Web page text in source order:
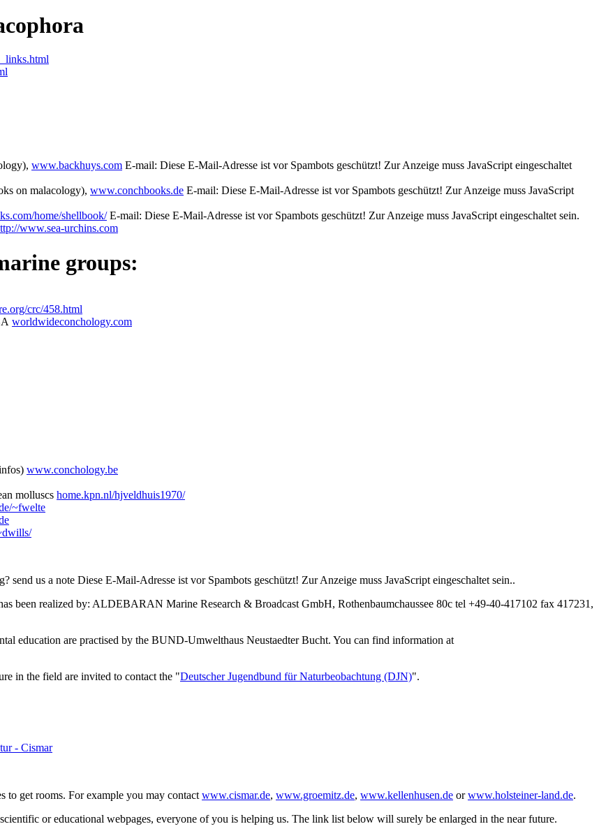
www.backhuys.com E-mail: Diese E-Mail-Adresse ist vor Spambots geschützt! Zur Anzeige muss JavaScript eingeschaltet
on malacology), www.conchbooks.de E-mail: Diese E-Mail-Adresse ist vor Spambots geschützt! Zur Anzeige muss JavaScript
home/shellbook/E-mail: Diese E-Mail-Adresse ist vor Spambots geschützt! Zur Anzeige muss JavaScript eingeschaltet sein.
www.sea-urchins.com
groups:
crc/458.html
worldwideconchology.com
www.conchology.be
molluscs home.kpn.nl/hjveldhuis1970/
~fwelte
send us a note Diese E-Mail-Adresse ist vor Spambots geschützt! Zur Anzeige muss JavaScript eingeschaltet sein..
been realized by: ALDEBARAN Marine Research & Broadcast GmbH, Rothenbaumchaussee 80c tel +49-40-417102 fax 417231,
education are practised by the BUND-Umwelthaus Neustaedter Bucht. You can find information at
in the field are invited to contact the "Deutscher Jugendbund für Naturbeobachtung (DJN)".
- Cismar
to get rooms. For example you may contact www.cismar.de, www.groemitz.de, www.kellenhusen.de orwww.holsteiner-land.de.
or educational webpages, everyone of you is helping us. The link list below will surely be enlarged in the near future.